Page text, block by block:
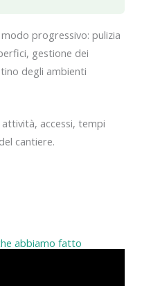
progressivo: pulizia
gestione dei
degli ambienti
attività, accessi, tempi
cantiere.
abbiamo fatto